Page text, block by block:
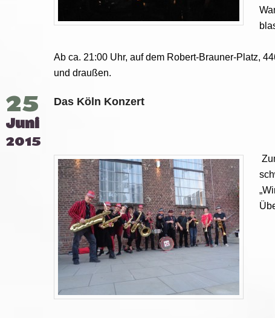
Ab ca. 21:00 Uhr, auf dem Robert-Brauner-Platz,
und draußen.
Das Köln Konzert
25
Juni
2015